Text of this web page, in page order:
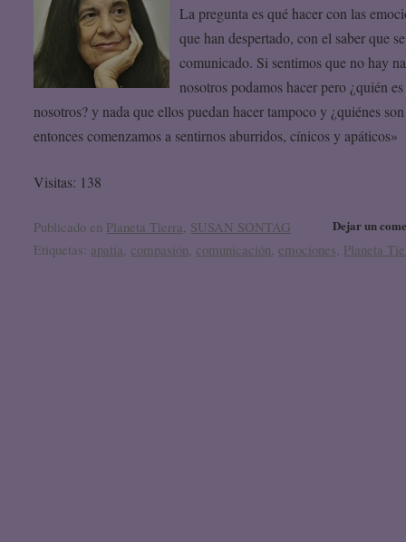
La pregunta es qué hacer con las
que han despertado, con el saber que
comunicado. Si sentimos que no hay
nosotros podamos hacer pero ¿quién es
nosotros? y nada que ellos puedan hacer tampoco y ¿quiénes
entonces comenzamos a sentirnos aburridos, cínicos y apáticos»
Visitas: 138
Dejar un
Publicado en Planeta Tierra SUSAN SONTAG
Etiquetas: apatía ,compasión ,comunicación ,emociones Planeta